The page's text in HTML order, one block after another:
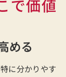
で価値
める
に分かりやす